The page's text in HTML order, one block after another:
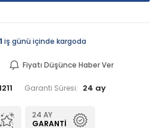
1 iş günü içinde kargoda
Fiyatı Düşünce Haber Ver
Garanti Süresi: 24 ay
24 AY
GARANTI